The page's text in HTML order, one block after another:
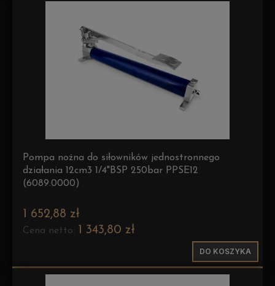
Pompa nożna do siłowników jednostronnego
działania 12cm3 1/4"BSP 250bar PPSE12
(6089.0000)
1 652,88 zł
Cena netto: 1 343,80 zł
DO KOSZYKA